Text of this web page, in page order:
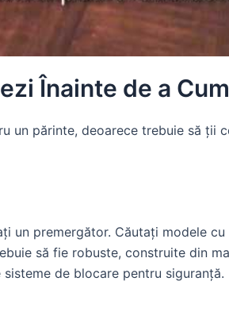
Înainte de a
un părinte, deoarece trebuie să ții
un premergător. Căutați modele
să fie robuste, construite din
de blocare pentru siguranță.